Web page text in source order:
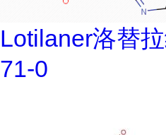
Lotilaner洛替
71-0